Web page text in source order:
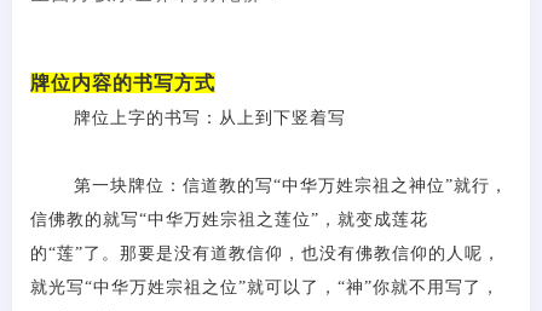
牌位内容的书写方式
牌位上字的书写：从上到下竖着写
第一块牌位：信道教的写“中华万姓宗祖之神位”就行，
信佛教的就写“中华万姓宗祖之莲位”，就变成莲花
的“莲”了。那要是没有道教信仰，也没有佛教信仰的人呢，
就光写“中华万姓宗祖之位”就可以了，“神”你就不用写了，